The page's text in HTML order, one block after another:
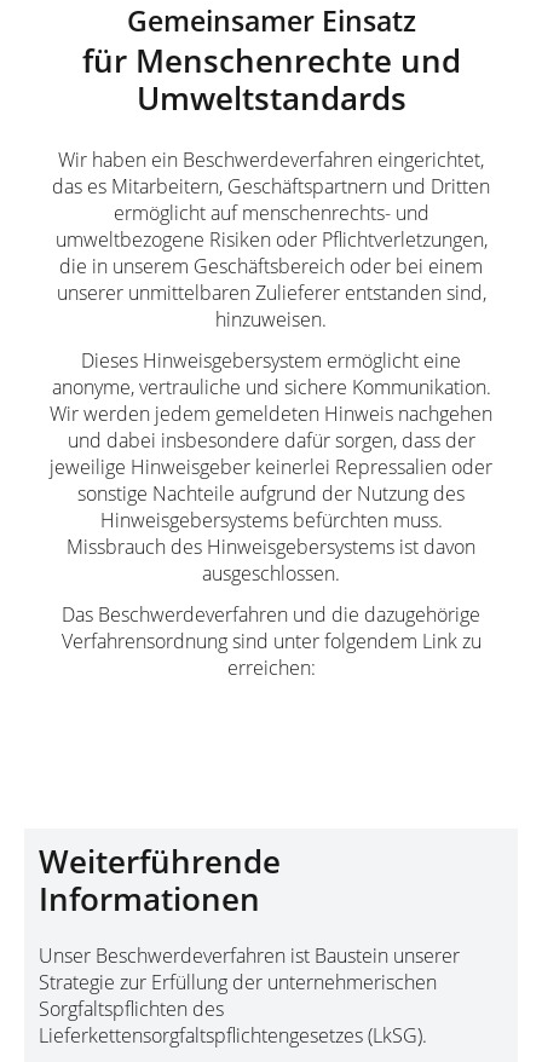
Gemeinsamer Einsatz
für Menschenrechte und
Umweltstandards
Wir haben ein Beschwerdeverfahren eingerichtet,
das es Mitarbeitern, Geschäftspartnern und Dritten
ermöglicht auf menschenrechts- und
umweltbezogene Risiken oder Pflichtverletzungen,
die in unserem Geschäftsbereich oder bei einem
unserer unmittelbaren Zulieferer entstanden sind,
hinzuweisen.
Dieses Hinweisgebersystem ermöglicht eine
anonyme, vertrauliche und sichere Kommunikation.
Wir werden jedem gemeldeten Hinweis nachgehen
und dabei insbesondere dafür sorgen, dass der
jeweilige Hinweisgeber keinerlei Repressalien oder
sonstige Nachteile aufgrund der Nutzung des
Hinweisgebersystems befürchten muss.
Missbrauch des Hinweisgebersystems ist davon
ausgeschlossen.
Das Beschwerdeverfahren und die dazugehörige
Verfahrensordnung sind unter folgendem Link zu
erreichen:
Weiterführende
Informationen
Unser Beschwerdeverfahren ist Baustein unserer
Strategie zur Erfüllung der unternehmerischen
Sorgfaltspflichten des
Lieferkettensorgfaltspflichtengesetzes (LkSG).